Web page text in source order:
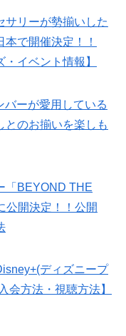
サリーが勢揃いした
で開催決定！！
・イベント情報】
バーが愛用している
とのお揃いを楽しも
「BEYOND THE
公開決定！！公開
ディズニープ
会方法・視聴方法】